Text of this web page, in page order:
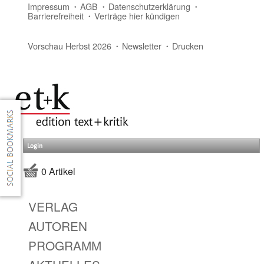
Impressum AGB Datenschutzerklärung
Barrierefreiheit Verträge hier kündigen
Vorschau Herbst 2026 Newsletter Drucken
Login
0 Artikel
VERLAG
AUTOREN
PROGRAMM